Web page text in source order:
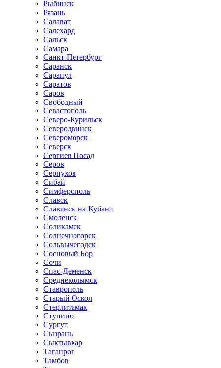
Рыбинск
Рязань
Салават
Салехард
Сальск
Самара
Санкт-Петербург
Саранск
Сарапул
Саратов
Саров
Свободный
Севастополь
Северо-Курильск
Северодвинск
Североморск
Северск
Сергиев Посад
Серов
Серпухов
Сибай
Симферополь
Славск
Славянск-на-Кубани
Смоленск
Соликамск
Солнечногорск
Сольвычегодск
Сосновый Бор
Сочи
Спас-Деменск
Среднеколымск
Ставрополь
Старый Оскол
Стерлитамак
Ступино
Сургут
Сызрань
Сыктывкар
Таганрог
Тамбов